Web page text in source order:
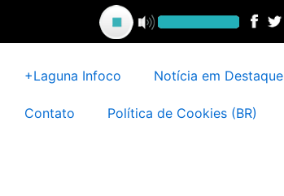
conteúdo
+Laguna Infoco Notícia em Destaque
Contato Política de Cookies (BR)